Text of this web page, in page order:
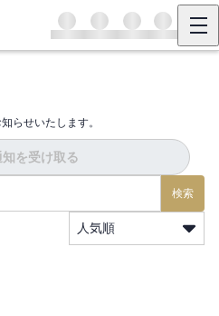
らせいたします。
を受け取る
検索
人気順